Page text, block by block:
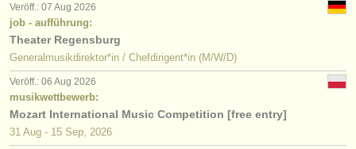
Veröff.: 07 Aug 2026
job - aufführung:
Theater Regensburg
Generalmusikdirektor*in / Chefdirigent*in (M/W/D)
Veröff.: 06 Aug 2026
musikwettbewerb:
Mozart International Music Competition [free entry]
31 Aug - 15 Sep, 2026